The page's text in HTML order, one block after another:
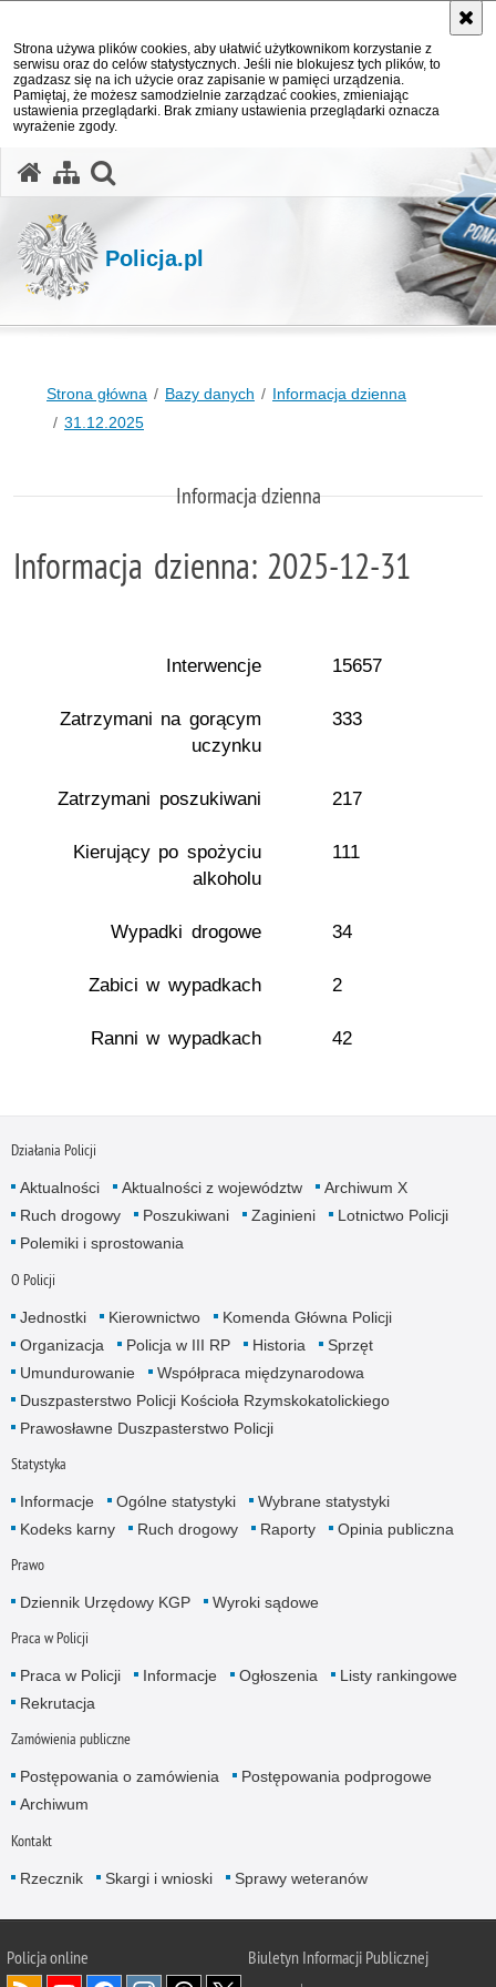
Strona używa plików cookies, aby ułatwić użytkownikom korzystanie z
serwisu oraz do celów statystycznych. Jeśli nie blokujesz tych plików, to
zgadzasz się na ich użycie oraz zapisanie w pamięci urządzenia.
Pamiętaj, że możesz samodzielnie zarządzać cookies, zmieniając
ustawienia przeglądarki. Brak zmiany ustawienia przeglądarki oznacza
wyrażenie zgody.
Policja.pl
Strona główna Bazy danych
Informacja dzienna
31.12.2025
Informacja dzienna
Informacja dzienna: 2025-12-31
Interwencje 15657
Zatrzymani na gorącym
uczynku
333
Zatrzymani poszukiwani 217
Kierujący po spożyciu
alkoholu
111
Wypadki drogowe 34
Zabici w wypadkach 2
Ranni w wypadkach 42
Działania Policji
Aktualności Aktualności z województw
Archiwum X
Ruch drogowy
Poszukiwani Zaginieni
Lotnictwo Policji
Polemiki i sprostowania
O Policji
Jednostki Kierownictwo
Komenda Główna Policji
Organizacja
Policja w III RP Historia
Sprzęt
Umundurowanie
Współpraca międzynarodowa
Duszpasterstwo Policji Kościoła Rzymskokatolickiego
Prawosławne Duszpasterstwo Policji
Statystyka
Informacje Ogólne statystyki
Wybrane statystyki
Kodeks karny
Ruch drogowy Raporty Opinia publiczna
Prawo
Dziennik Urzędowy KGP Wyroki sądowe
Praca w Policji
Praca w Policji Informacje Ogłoszenia
Listy rankingowe
Rekrutacja
Zamówienia publiczne
Postępowania o zamówienia
Postępowania podprogowe
Archiwum
Kontakt
Rzecznik Skargi i wnioski Sprawy weteranów
Policjaonline
Biuletyn Informacji Publicznej